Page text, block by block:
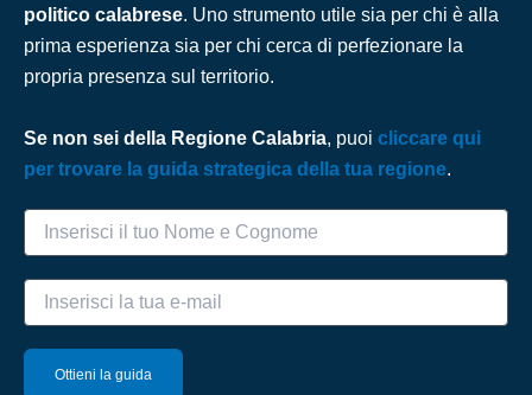
politico calabrese. Uno strumento utile sia per chi è alla
prima esperienza sia per chi cerca di perfezionare la
propria presenza sul territorio.
Se non sei della Regione Calabria, puoi cliccare qui
per trovare la guida strategica della tua regione.